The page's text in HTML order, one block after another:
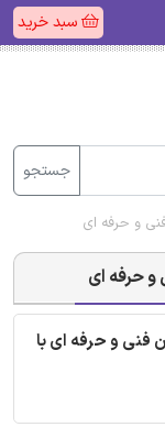
سبد خرید
جستجو
و حرفه ای
و حرفه ای
فنی و حرفه ای با